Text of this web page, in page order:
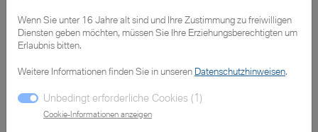
Sie wollen ein Fahrzeug testen?
Sehr gerne! Buchen Sie sich eine Probefahrt.
Wenn Sie unter 16 Jahre alt sind und Ihre Zustimmung zu freiwilligen
Diensten geben möchten, müssen Sie Ihre Erziehungsberechtigten um
Erlaubnis bitten.
Weitere Informationen finden Sie in unseren Datenschutzhinweisen.
Unbedingt erforderliche Cookies (1)
Cookie-Informationen anzeigen